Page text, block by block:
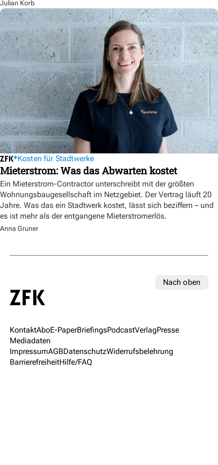
Julian Korb
Kosten für Stadtwerke
Mieterstrom: Was das Abwarten kostet
Ein Mieterstrom-Contractor unterschreibt mit der größten
Wohnungsbaugesellschaft im Netzgebiet. Der Vertrag läuft 20
Jahre. Was das ein Stadtwerk kostet, lässt sich beziffern – und
es ist mehr als der entgangene Mieterstromerlös.
Anna Gruner
Nach oben
KontaktAboE-PaperBriefingsPodcastVerlagPresse
Mediadaten
ImpressumAGBDatenschutzWiderrufsbelehrung
BarrierefreiheitHilfe/FAQ